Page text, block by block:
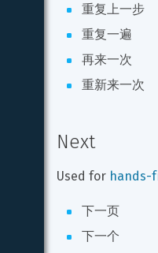
重复上一步
重复一遍
再来一次
重新来一次
Next
Used for hands-
下一页
下一个